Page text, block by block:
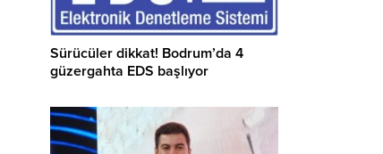
Sürücüler dikkat! Bodrum’da 4
güzergahta EDS başlıyor